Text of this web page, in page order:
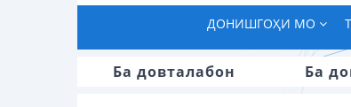
ДОНИШГОҲИ МО
Ба довталабон Ба